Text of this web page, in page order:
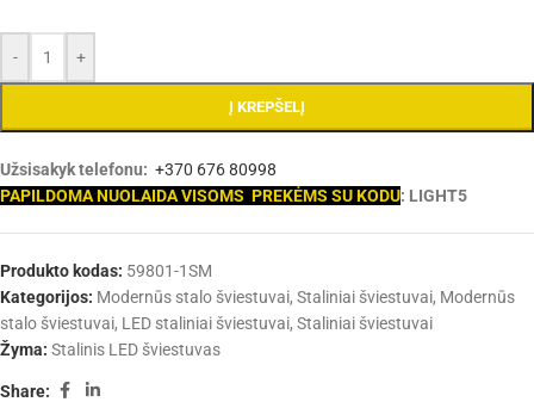
- +
Į KREPŠELĮ
Užsisakyk telefonu: +370 676 80998
PAPILDOMA NUOLAIDA VISOMS PREKĖMS SU KODU: LIGHT5
Produkto kodas: 59801-1SM
Kategorijos: Modernūs stalo šviestuvai, Staliniai šviestuvai, Modernūs
stalo šviestuvai, LED staliniai šviestuvai, Staliniai šviestuvai
Žyma: Stalinis LED šviestuvas
Share: